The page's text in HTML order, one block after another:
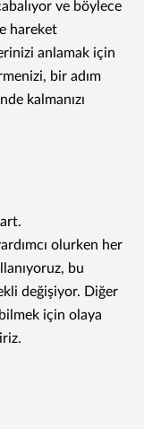
ve böylece
hareket
anlamak için
bir adım
kalmanızı
olurken her
bu
değişiyor. Diğer
için olaya